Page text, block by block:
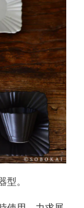
。